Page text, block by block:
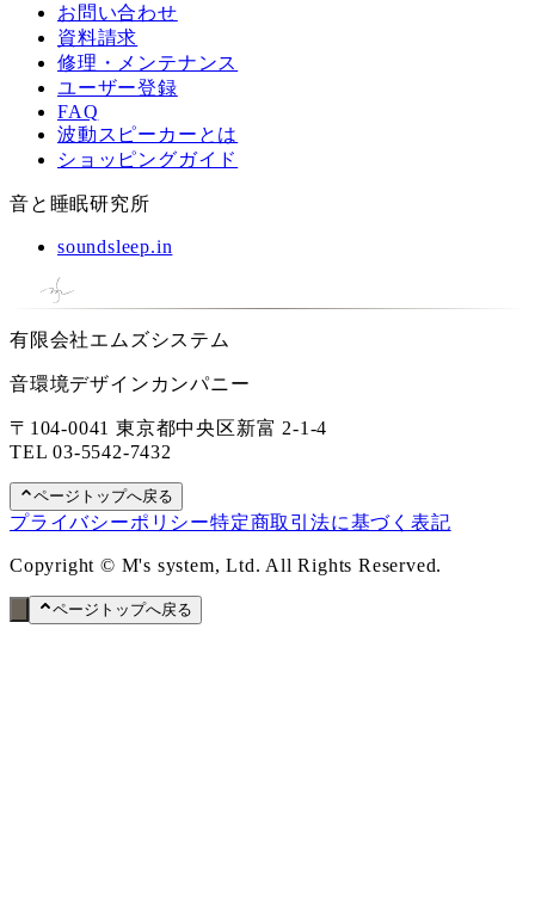
お問い合わせ
資料請求
修理・メンテナンス
ユーザー登録
FAQ
波動スピーカーとは
ショッピングガイド
音と睡眠研究所
soundsleep.in
有限会社エムズシステム
音環境デザインカンパニー
〒104-0041 東京都中央区新富 2-1-4
TEL03-5542-7432
ページトップへ戻る
プライバシーポリシー特定商取引法に基づく表記
Copyright © M's system, Ltd. All Rights Reserved.
ページトップへ戻る